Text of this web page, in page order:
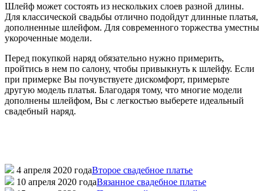
Шлейф может состоять из нескольких слоев разной длины.
Для классической свадьбы отлично подойдут длинные платья,
дополненные шлейфом. Для современного торжества уместны
укороченные модели.
Перед покупкой наряд обязательно нужно примерить,
пройтись в нем по салону, чтобы привыкнуть к шлейфу. Если
при примерке Вы почувствуете дискомфорт, примерьте
другую модель платья. Благодаря тому, что многие модели
дополнены шлейфом, Вы с легкостью выберете идеальный
свадебный наряд.
4 апреля 2020 годаВторое свадебное платье
10 апреля 2020 годаВязанное свадебное платье